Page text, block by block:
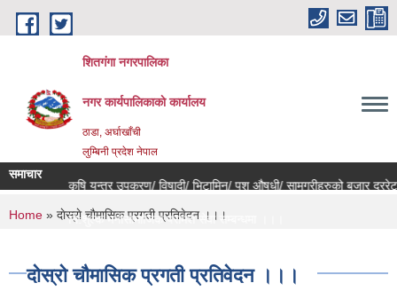
Skip to main content
शितगंगा नगरपालिका
नगर कार्यपालिकाकाे कार्यालय
ठाडा, अर्घाखाँची
लुम्बिनी प्रदेश नेपाल
समाचार
कृषि यन्त्र उपकरण/ विषादी/ भिटामिन/ पशु औषधी/ सामग्रीहरुको बजार दररेट
नि:शुल्क मनोसामाजिक परामर्श सेवा सम्बन्धमा ।।।
You are here
Home » दाेस्राे चाैमासिक प्रगती प्रतिवेदन ।।।
दाेस्राे चाैमासिक प्रगती प्रतिवेदन ।।।